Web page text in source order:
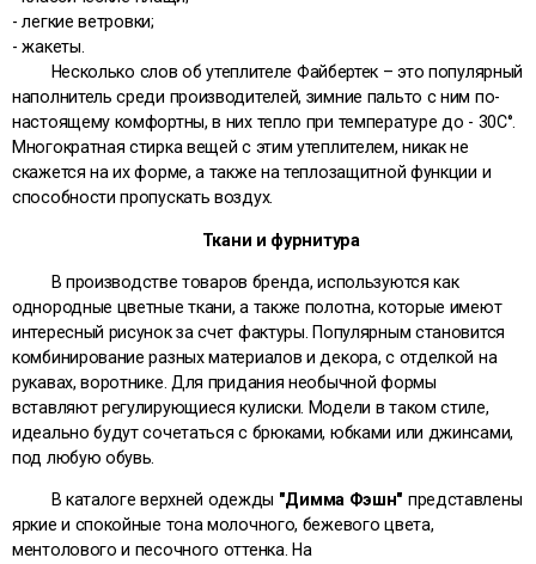
-легкие ветровки;
-жакеты.
Несколько слов об утеплителе Файбертек – это популярный
наполнитель среди производителей, зимние пальто с ним по-
настоящему комфортны, в них тепло при температуре до - 30С°.
Многократная стирка вещей с этим утеплителем, никак не
скажется на их форме, а также на теплозащитной функции и
способности пропускать воздух.
Ткани и фурнитура
В производстве товаров бренда, используются как
однородные цветные ткани, а также полотна, которые имеют
интересный рисунок за счет фактуры. Популярным становится
комбинирование разных материалов и декора, с отделкой на
рукавах, воротнике. Для придания необычной формы
вставляют регулирующиеся кулиски. Модели в таком стиле,
идеально будут сочетаться с брюками, юбками или джинсами,
под любую обувь.
В каталоге верхней одежды "Димма Фэшн" представлены
яркие и спокойные тона молочного, бежевого цвета,
ментолового и песочного оттенка. На